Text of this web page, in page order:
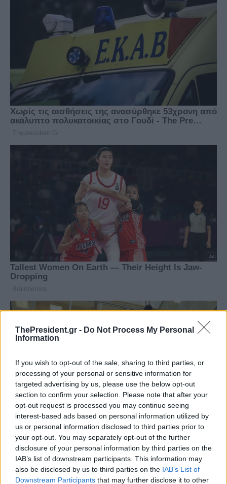
ThePresident.gr - Do Not Process My Personal
Information
If you wish to opt-out of the sale, sharing to third parties, or
processing of your personal or sensitive information for
targeted advertising by us, please use the below opt-out
section to confirm your selection. Please note that after your
opt-out request is processed you may continue seeing
interest-based ads based on personal information utilized by
us or personal information disclosed to third parties prior to
your opt-out. You may separately opt-out of the further
disclosure of your personal information by third parties on the
IAB’s list of downstream participants. This information may
also be disclosed by us to third parties on the IAB’s List of
Downstream Participants that may further disclose it to other